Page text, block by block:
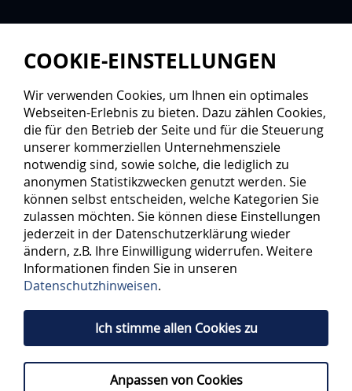
COOKIE-EINSTELLUNGEN
Wir verwenden Cookies, um Ihnen ein optimales
Webseiten-Erlebnis zu bieten. Dazu zählen Cookies,
die für den Betrieb der Seite und für die Steuerung
unserer kommerziellen Unternehmensziele
notwendig sind, sowie solche, die lediglich zu
anonymen Statistikzwecken genutzt werden. Sie
können selbst entscheiden, welche Kategorien Sie
zulassen möchten. Sie können diese Einstellungen
jederzeit in der Datenschutzerklärung wieder
ändern, z.B. Ihre Einwilligung widerrufen. Weitere
Informationen finden Sie in unseren
Datenschutzhinweisen.
Ich stimme allen Cookies zu
Anpassen von Cookies